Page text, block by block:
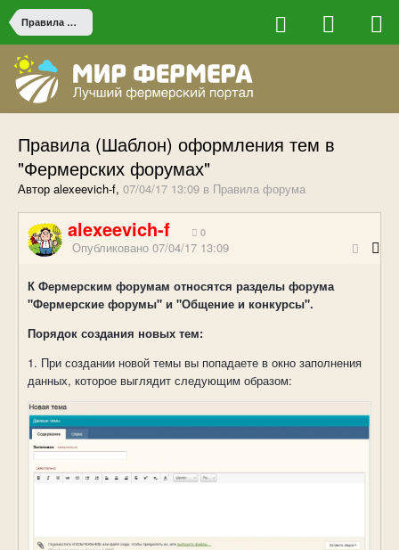
Правила форума
Правила (Шаблон) оформления тем в
"Фермерских форумах"
Автор alexeevich-f, 07/04/17 13:09 в Правила форума
alexeevich-f 0
Опубликовано 07/04/17 13:09
К Фермерским форумам относятся разделы форума
"Фермерские форумы" и "Общение и конкурсы".
Порядок создания новых тем:
1. При создании новой темы вы попадаете в окно заполнения
данных, которое выглядит следующим образом: